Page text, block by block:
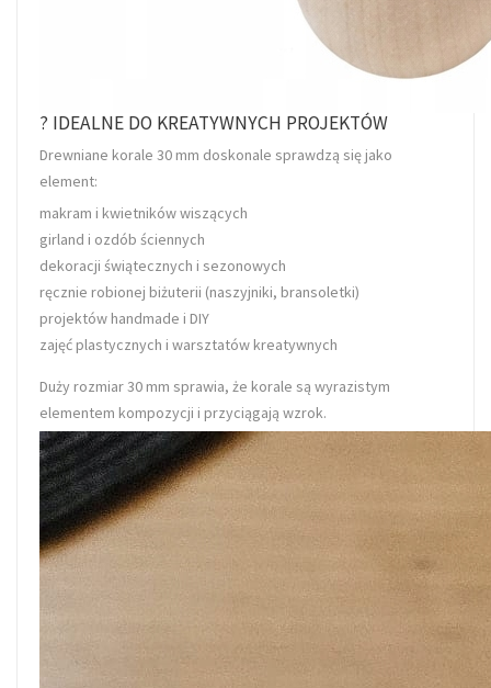
? IDEALNE DO KREATYWNYCH PROJEKTÓW
Drewniane korale 30 mm doskonale sprawdzą się jako
element:
makram i kwietników wiszących
girland i ozdób ściennych
dekoracji świątecznych i sezonowych
ręcznie robionej biżuterii (naszyjniki, bransoletki)
projektów handmade i DIY
zajęć plastycznych i warsztatów kreatywnych
Duży rozmiar 30 mm sprawia, że korale są wyrazistym
elementem kompozycji i przyciągają wzrok.